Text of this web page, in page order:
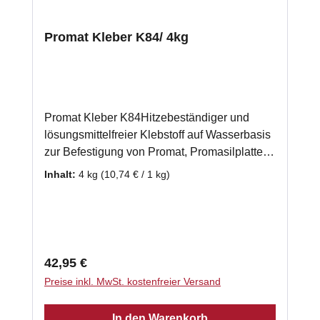
Promat Kleber K84/ 4kg
Promat Kleber K84Hitzebeständiger und
lösungsmittelfreier Klebstoff auf Wasserbasis
zur Befestigung von Promat, Promasilplatten
und Wärmedämmplatten. Auch zur
Abbindezeit: 8 h Laut Herstellerempfehlung
benötigen Sie ca. 2kg Promasilkleber je m²
Promasilplatte.
Inhalt: 4 kg (10,74 € / 1 kg)
Regulärer Preis:
42,95 €
Preise inkl. MwSt. kostenfreier Versand